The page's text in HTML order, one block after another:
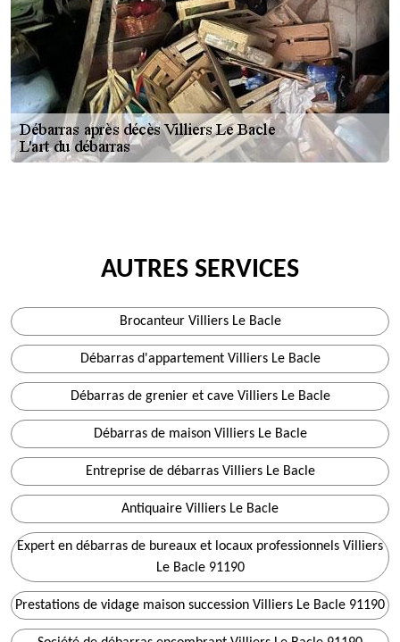
AUTRES SERVICES
Brocanteur Villiers Le Bacle
Débarras d'appartement Villiers Le Bacle
Débarras de grenier et cave Villiers Le Bacle
Débarras de maison Villiers Le Bacle
Entreprise de débarras Villiers Le Bacle
Antiquaire Villiers Le Bacle
Expert en débarras de bureaux et locaux professionnels Villiers
Le Bacle 91190
Prestations de vidage maison succession Villiers Le Bacle 91190